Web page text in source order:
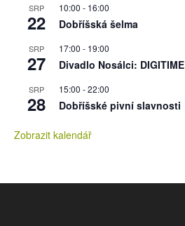
SRP
22
10:00 - 16:00
Dobříšská šelma
SRP
27
17:00 - 19:00
Divadlo Nosálci: DIGITIME
SRP
28
15:00 -22:00
Dobříšské pivní slavnosti
Zobrazit kalendář